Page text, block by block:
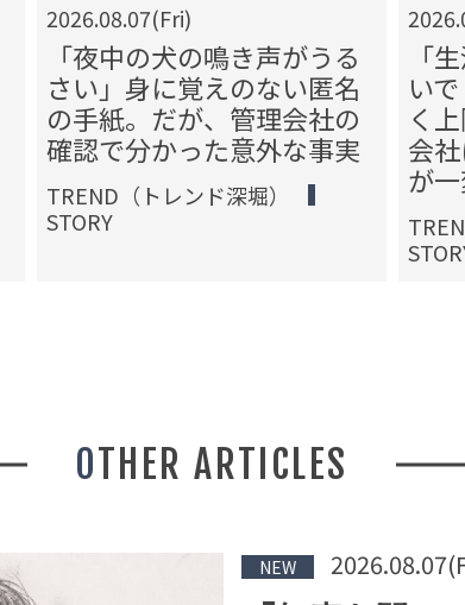
2026.08.07(Fri)
「夜中の犬の鳴き声がうる
さい」身に覚えのない匿名
の手紙。だが、管理会社の
確認で分かった意外な事実
TREND（トレンド深堀）
STORY
「
い
く
会
が
OTHER ARTICLES
NEW